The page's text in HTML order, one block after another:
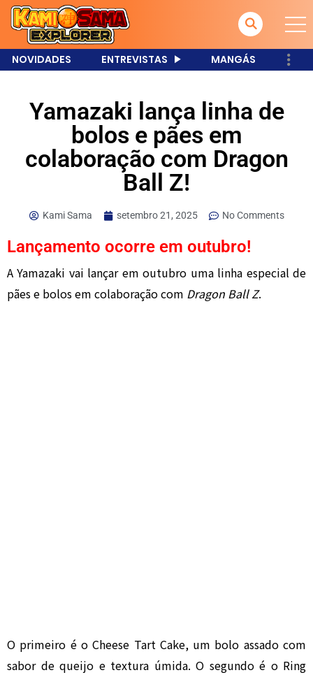
NOVIDADES ENTREVISTAS MANGÁS
Yamazaki lança linha de
bolos e pães em
colaboração com Dragon
Ball Z!
Kami Sama setembro 21, 2025 No Comments
Lançamento ocorre em outubro!
A Yamazaki vai lançar em outubro uma linha especial de
pães e bolos em colaboração com Dragon Ball Z.
O primeiro é o Cheese Tart Cake, um bolo assado com
sabor de queijo e textura úmida. O segundo é o Ring